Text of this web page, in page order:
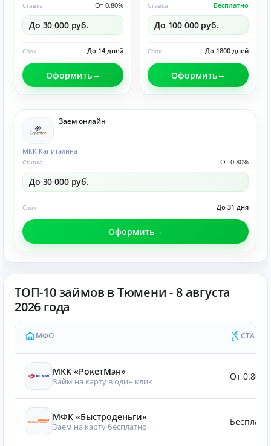
От 0.80%
Ставка
До 30 000 руб.
До 14 дней
Срок
Оформить
Бесплатно
Ставка
До 100 000 руб.
До 1800 дней
Срок
Оформить
Заем онлайн
МКК Капиталина
От 0.80%
Ставка
До 30 000 руб.
До 31 дня
Срок
Оформить
ТОП-10 займов в Тюмени - 8 августа
2026 года
МФО СТАВКА
МКК «РокетМэн»
Займ на карту в один клик От 0.80%
МФК «Быстроденьги»
Заем на карту бесплатно